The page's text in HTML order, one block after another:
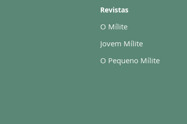
Revistas
O Mílite
Jovem Mílite
O Pequeno Mílite